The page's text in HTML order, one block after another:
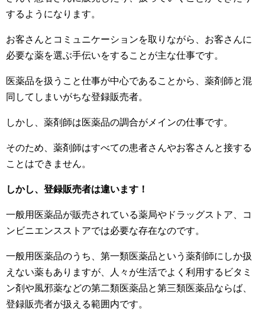
するようになります。
お客さんとコミュニケーションを取りながら、お客さんに
必要な薬を選ぶ手伝いをすることが主な仕事です。
医薬品を扱うこと仕事が中心であることから、薬剤師と混
同してしまいがちな登録販売者。
しかし、薬剤師は医薬品の調合がメインの仕事です。
そのため、薬剤師はすべての患者さんやお客さんと接する
ことはできません。
しかし、登録販売者は違います！
一般用医薬品が販売されている薬局やドラッグストア、コ
ンビニエンスストアでは必要な存在なのです。
一般用医薬品のうち、第一類医薬品という薬剤師にしか扱
えない薬もありますが、人々が生活でよく利用するビタミ
ン剤や風邪薬などの第二類医薬品と第三類医薬品ならば、
登録販売者が扱える範囲内です。